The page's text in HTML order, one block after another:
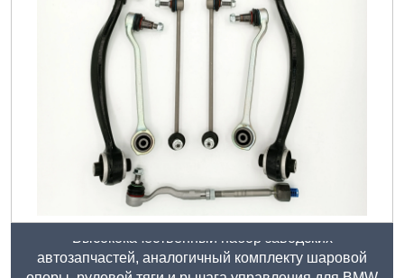
Высококачественный набор заводских
автозапчастей, аналогичный комплекту шаровой